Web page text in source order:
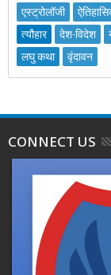
एस्ट्रोलॉजी
त्यौहार
देश-विदेश
लघु कथा
वृंदावन
CONNECT US